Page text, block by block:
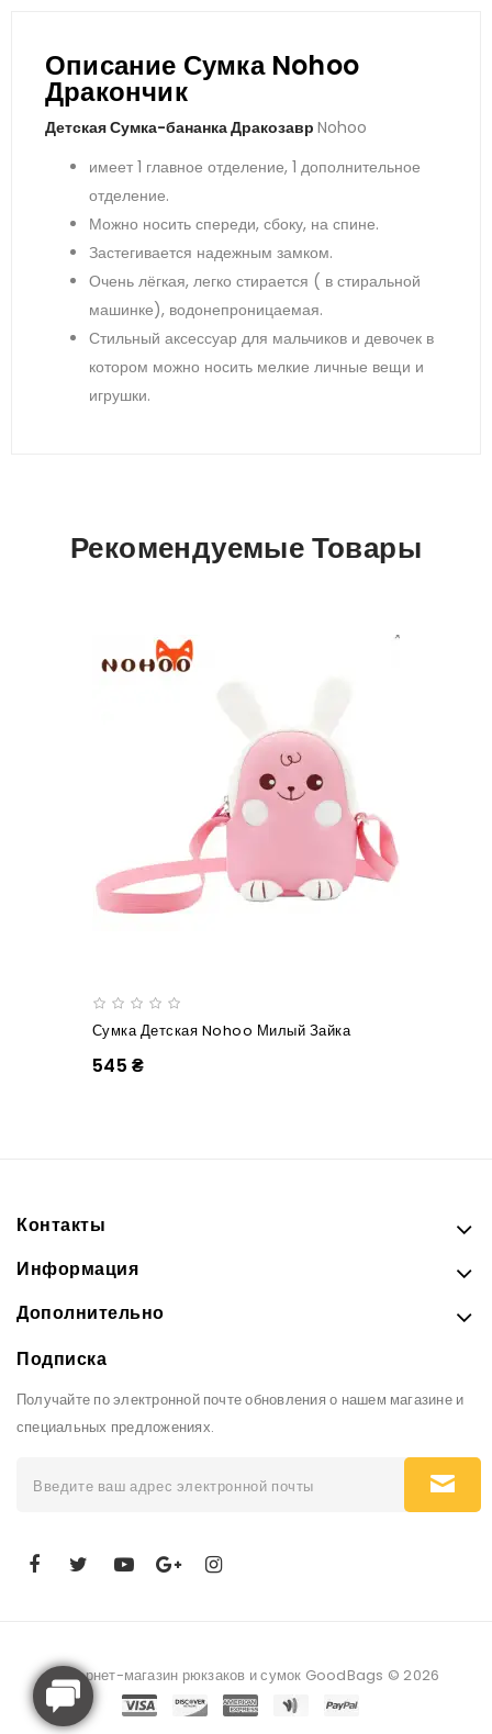
Описание Сумка Nohoo
Дракончик
Детская Сумка-бананка Дракозавр Nohoo
имеет 1 главное отделение, 1 дополнительное
отделение.
Можно носить спереди, сбоку, на спине.
Застегивается надежным замком.
Очень лёгкая, легко стирается ( в стиральной
машинке), водонепроницаемая.
Стильный аксессуар для мальчиков и девочек в
котором можно носить мелкие личные вещи и
игрушки.
Рекомендуемые Товары
Сумка Детская Nohoo Милый Зайка
545 ₴
Контакты
Информация
Дополнительно
Подписка
Получайте по электронной почте обновления о нашем магазине и
специальных предложениях.
Интернет-магазин рюкзаков и сумок GoodBags © 2026